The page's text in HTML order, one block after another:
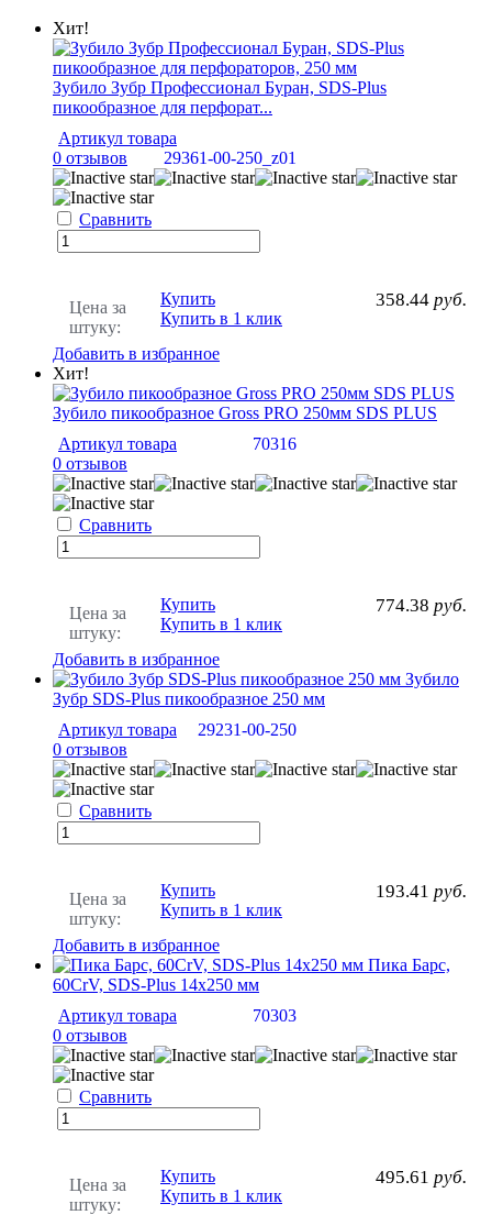
Хит!
Зубило Зубр Профессионал Буран, SDS-Plus
пикообразное для перфорат...
Артикул товара
29361-00-250_z01
0 отзывов
Сравнить
Цена за
штуку:
358.44 руб.
Купить
Купить в 1 клик
Добавить в избранное
Хит!
Зубило пикообразное Gross PRO 250мм SDS PLUS
Артикул товара
70316
0 отзывов
Сравнить
Цена за
штуку:
774.38 руб.
Купить
Купить в 1 клик
Добавить в избранное
Зубило
Зубр SDS-Plus пикообразное 250 мм
Артикул товара
29231-00-250
0 отзывов
Сравнить
Цена за
штуку:
193.41 руб.
Купить
Купить в 1 клик
Добавить в избранное
Пика Барс,
60CrV, SDS-Plus 14х250 мм
Артикул товара
70303
0 отзывов
Сравнить
Цена за
штуку:
495.61 руб.
Купить
Купить в 1 клик